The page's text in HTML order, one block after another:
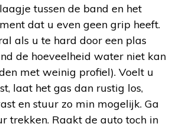
tussen de band en het
dat u even geen grip heeft.
als u te hard door een plas
de hoeveelheid water niet kan
met weinig profiel). Voelt u
laat het gas dan rustig los,
en stuur zo min mogelijk. Ga
trekken. Raakt de auto toch in